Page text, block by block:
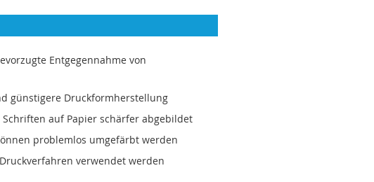
Entgegennahme von
günstigere Druckformherstellung
Schriften auf Papier schärfer abgebildet
problemlos umgefärbt werden
verwendet werden